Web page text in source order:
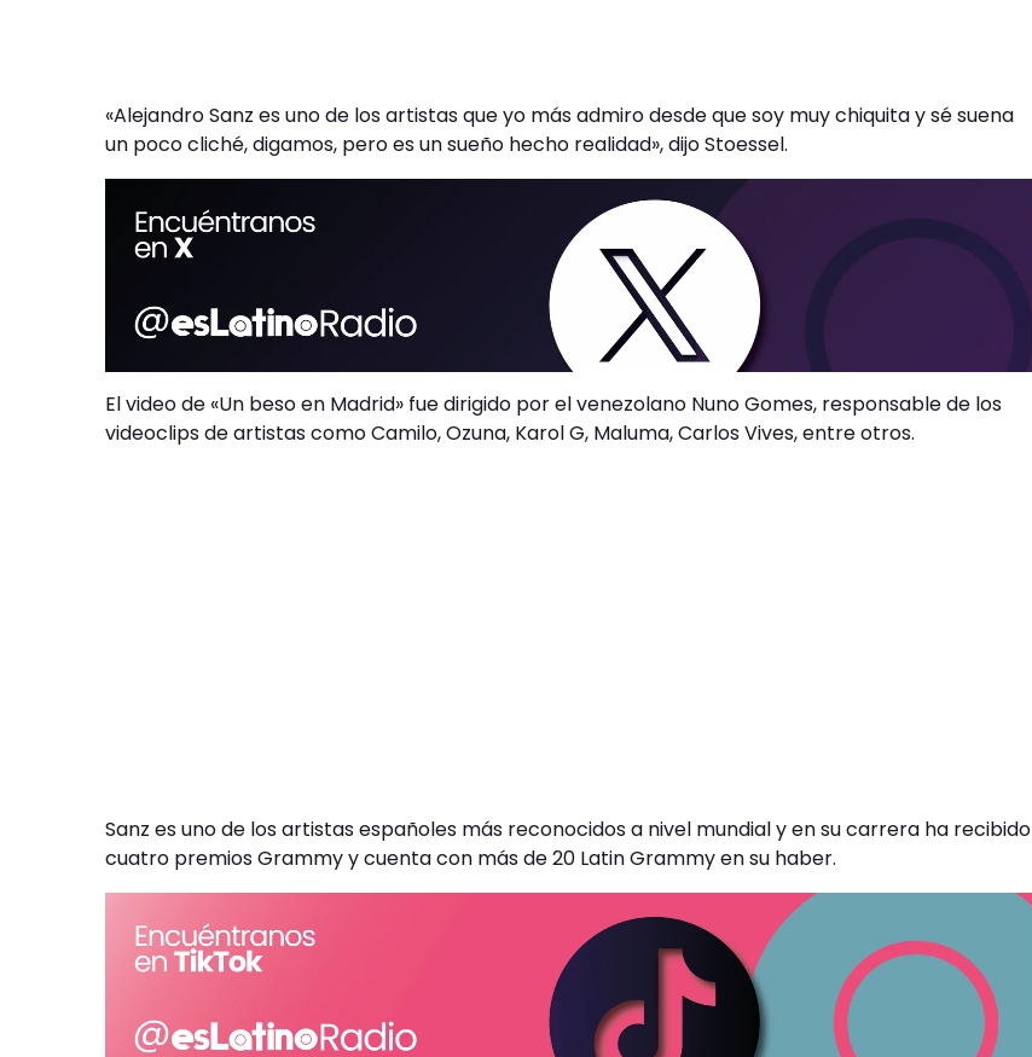
«Alejandro Sanz es uno de los artistas que yo más admiro desde que soy muy chiquita y sé suena
un poco cliché, digamos, pero es un sueño hecho realidad», dijo Stoessel.
El video de «Un beso en Madrid» fue dirigido por el venezolano Nuno Gomes, responsable de los
videoclips de artistas como Camilo, Ozuna, Karol G, Maluma, Carlos Vives, entre otros.
Sanz es uno de los artistas españoles más reconocidos a nivel mundial y en su carrera ha recibido
cuatro premios Grammy y cuenta con más de 20 Latin Grammy en su haber.